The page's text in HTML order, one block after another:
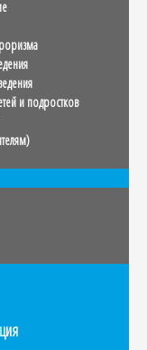
и подростков